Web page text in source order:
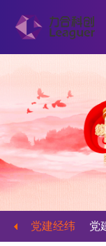
党建经纬 党